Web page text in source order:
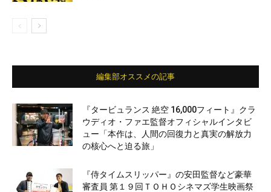
編集部オススメの記事
『タービュランス 絶空 16,000フィート』クラ
ウディオ・ファエ監督オフィシャルインタビ
ュー「本作は、人間の回復力と真実の解放力
の核心へと迫る旅」
『侍タイムスリッパー』の安田監督など豪華
審査員 第１９回ＴＯＨＯシネマズ学生映画祭